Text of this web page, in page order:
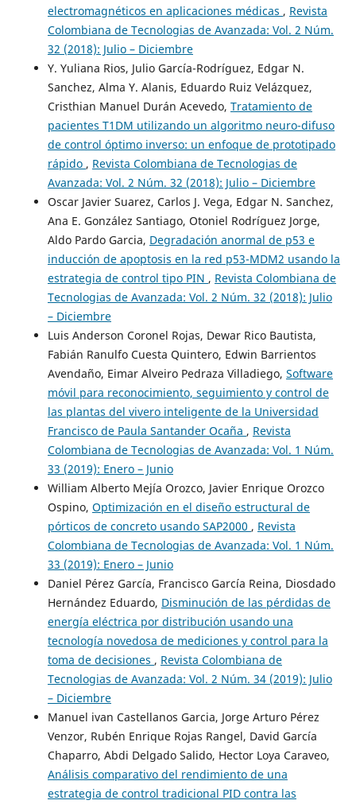
electromagnéticos en aplicaciones médicas , Revista
Colombiana de Tecnologias de Avanzada: Vol. 2 Núm.
32 (2018): Julio – Diciembre
Y. Yuliana Rios, Julio García-Rodríguez, Edgar N.
Sanchez, Alma Y. Alanis, Eduardo Ruiz Velázquez,
Cristhian Manuel Durán Acevedo, Tratamiento de
pacientes T1DM utilizando un algoritmo neuro-difuso
de control óptimo inverso: un enfoque de prototipado
rápido , Revista Colombiana de Tecnologias de
Avanzada: Vol. 2 Núm. 32 (2018): Julio – Diciembre
Oscar Javier Suarez, Carlos J. Vega, Edgar N. Sanchez,
Ana E. González Santiago, Otoniel Rodríguez Jorge,
Aldo Pardo Garcia, Degradación anormal de p53 e
inducción de apoptosis en la red p53-MDM2 usando la
estrategia de control tipo PIN , Revista Colombiana de
Tecnologias de Avanzada: Vol. 2 Núm. 32 (2018): Julio
– Diciembre
Luis Anderson Coronel Rojas, Dewar Rico Bautista,
Fabián Ranulfo Cuesta Quintero, Edwin Barrientos
Avendaño, Eimar Alveiro Pedraza Villadiego, Software
móvil para reconocimiento, seguimiento y control de
las plantas del vivero inteligente de la Universidad
Francisco de Paula Santander Ocaña , Revista
Colombiana de Tecnologias de Avanzada: Vol. 1 Núm.
33 (2019): Enero – Junio
William Alberto Mejía Orozco, Javier Enrique Orozco
Ospino, Optimización en el diseño estructural de
pórticos de concreto usando SAP2000 , Revista
Colombiana de Tecnologias de Avanzada: Vol. 1 Núm.
33 (2019): Enero – Junio
Daniel Pérez García, Francisco García Reina, Diosdado
Hernández Eduardo, Disminución de las pérdidas de
energía eléctrica por distribución usando una
tecnología novedosa de mediciones y control para la
toma de decisiones , Revista Colombiana de
Tecnologias de Avanzada: Vol. 2 Núm. 34 (2019): Julio
– Diciembre
Manuel ivan Castellanos Garcia, Jorge Arturo Pérez
Venzor, Rubén Enrique Rojas Rangel, David García
Chaparro, Abdi Delgado Salido, Hector Loya Caraveo,
Análisis comparativo del rendimiento de una
estrategia de control tradicional PID contra las